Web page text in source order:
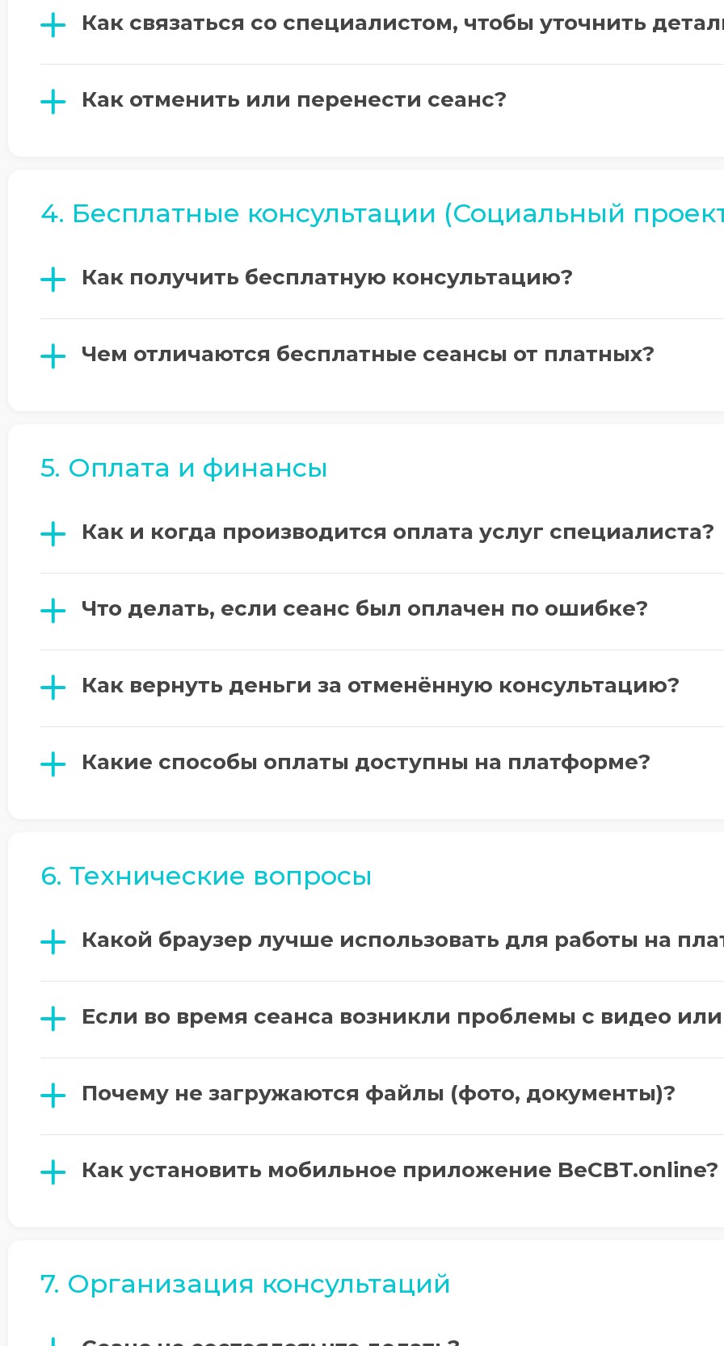
Как связаться со специалистом, чтобы уточнить
Как отменить или перенести сеанс?
4. Бесплатные консультации (Социальный
Как получить бесплатную консультацию?
Чем отличаются бесплатные сеансы от платных?
5. Оплата и финансы
Как и когда производится оплата услуг специалиста?
Что делать, если сеанс был оплачен по ошибке?
Как вернуть деньги за отменённую консультацию?
Какие способы оплаты доступны на платформе?
6. Технические вопросы
Какой браузер лучше использовать для работы на
Если во время сеанса возникли проблемы с видео
Почему не загружаются файлы (фото, документы)?
Как установить мобильное приложение BeCBT.online?
7. Организация консультаций